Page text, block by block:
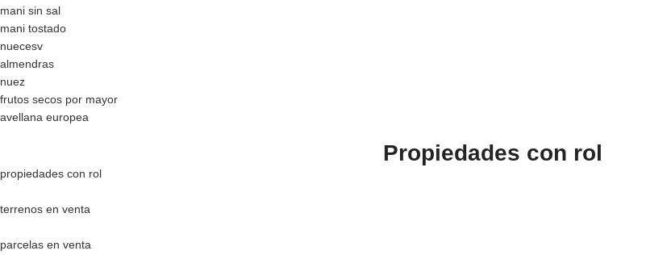
mani sin sal
mani tostado
nuecesv
almendras
nuez
frutos secos por mayor
avellana europea
Propiedades con rol
propiedades con rol
terrenos en venta
parcelas en venta